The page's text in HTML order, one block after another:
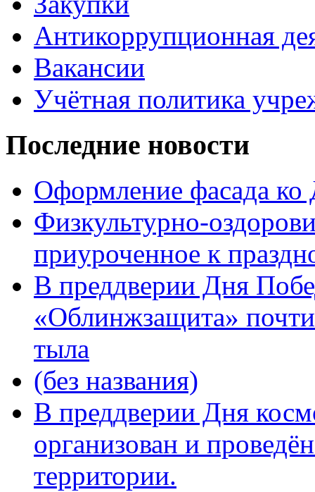
Антикоррупционная
Вакансии
Учётная политика
Последние новости
Оформление фасада
Физкультурно-
приуроченное к
В преддверии Дня
«Облинжзащита»
тыла
(без названия)
В преддверии Дня
организован и
территории.